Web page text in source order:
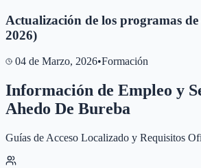
Actualización de los programas
2026)
04 de Marzo, 2026•Formación
Información de Empleo y
Ahedo De Bureba
Guías de Acceso Localizado y Requisitos